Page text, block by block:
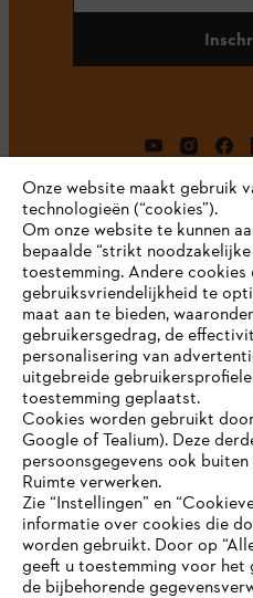
Bedrijf
STIHL FAQ
Contact
JE BROWSER
ONDERSTEUND
Onze website maakt gebruik
technologieën (“cookies”).
Om onze website te kunnen
bepaalde “strikt
toestemming. Andere
gebruiksvriendelijkheid te
maat aan te bieden,
gebruikersgedrag, de
personalisering van
uitgebreide
toestemming geplaatst.
Cookies worden gebruikt
Google of Tealium). Deze
persoonsgegevens ook
Ruimte verwerken.
Zie “Instellingen” en
informatie over cookies die
worden gebruikt. Door op
geeft u toestemming voor het
de bijbehorende